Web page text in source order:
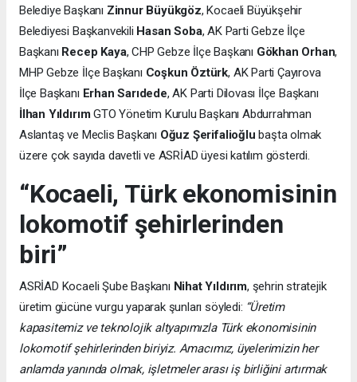
Belediye Başkanı Zinnur Büyükgöz, Kocaeli Büyükşehir
Belediyesi Başkanvekili Hasan Soba, AK Parti Gebze İlçe
Başkanı Recep Kaya, CHP Gebze İlçe Başkanı Gökhan Orhan,
MHP Gebze İlçe Başkanı Coşkun Öztürk, AK Parti Çayırova
İlçe Başkanı Erhan Sarıdede, AK Parti Dilovası İlçe Başkanı
İlhan YıldırımGTO Yönetim Kurulu Başkanı Abdurrahman
Aslantaş ve Meclis Başkanı Oğuz Şerifalioğlu başta olmak
üzere çok sayıda davetli ve ASRİAD üyesi katılım gösterdi.
“Kocaeli, Türk ekonomisinin
lokomotif şehirlerinden
biri”
ASRİAD Kocaeli Şube Başkanı Nihat Yıldırım, şehrin stratejik
üretim gücüne vurgu yaparak şunları söyledi: “Üretim
kapasitemiz ve teknolojik altyapımızla Türk ekonomisinin
lokomotif şehirlerinden biriyiz. Amacımız, üyelerimizin her
anlamda yanında olmak, işletmeler arası iş birliğini artırmak